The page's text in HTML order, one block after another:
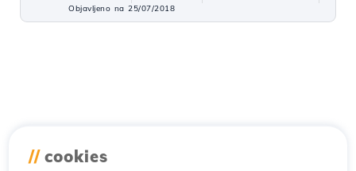
Objavljeno na 25/07/2018
// cookies